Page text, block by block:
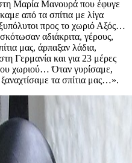
Μαρία Μανουρά που έφυγε
από τα σπίτια με λίγα
προς το χωριό Αξός…
αδιάκριτα, γέρους,
μας, άρπαξαν λάδια,
Γερμανία και για 23 μέρες
χωριού… Όταν γυρίσαμε,
τα σπίτια μας…».